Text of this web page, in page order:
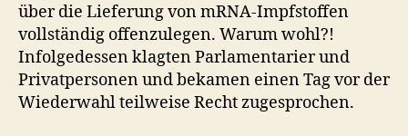
über die Lieferung von mRNA-Impfstoffen
vollständig offenzulegen. Warum wohl?!
Infolgedessen klagten Parlamentarier und
Privatpersonen und bekamen einen Tag vor der
Wiederwahl teilweise Recht zugesprochen.